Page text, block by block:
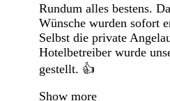
Rundum alles bestens.
Wünsche wurden sofort
Selbst die private
Hotelbetreiber wurde
gestellt. 👍
Show more